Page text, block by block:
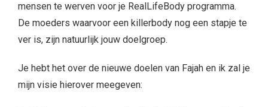
mensen te werven voor je RealLifeBody programma.
De moeders waarvoor een killerbody nog een stapje te
ver is, zijn natuurlijk jouw doelgroep.
Je hebt het over de nieuwe doelen van Fajah en ik zal je
mijn visie hierover meegeven: